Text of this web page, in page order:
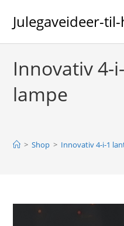
content
Julegaveideer-
Innovativ 4-
lampe
> Shop > Innovativ 4-i-1